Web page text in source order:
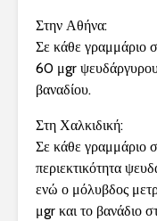
Στην Αθήνα:
Σε κάθε γραμμάριο
60 μgr
βαναδίου.
Στη Χαλκιδική:
Σε κάθε γραμμάριο
περιεκτικότητα
ενώ ο μόλυβδος
μgr και το βανάδιο